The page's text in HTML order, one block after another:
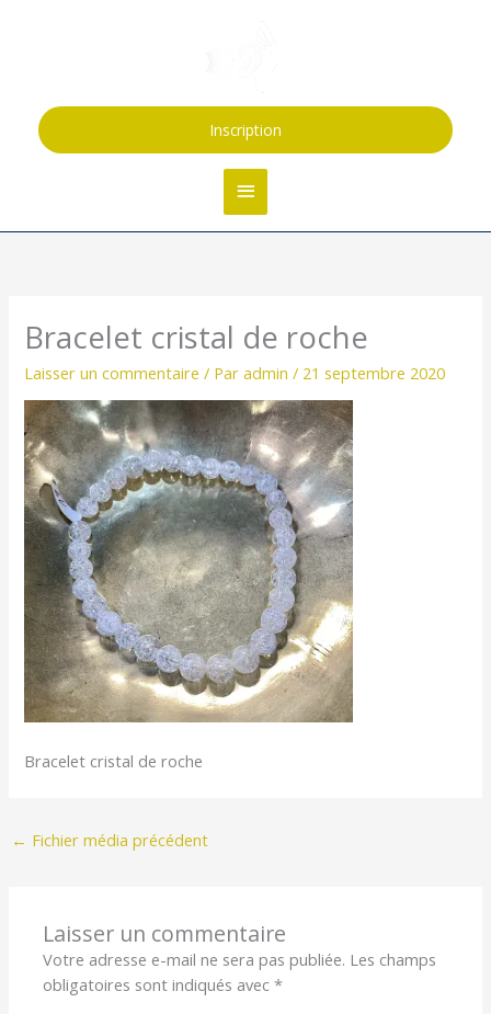
Inscription
Bracelet cristal de roche
Laisser un commentaire / Paradmin/ 21 septembre 2020
Bracelet cristal de roche
← Fichier média précédent
Laisser un commentaire
Votre adresse e-mail ne sera pas publiée. Les champs
obligatoires sont indiqués avec*